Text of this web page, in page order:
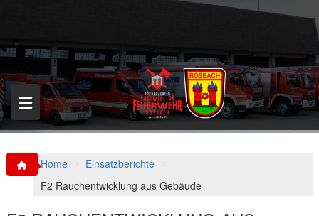
p
o
c
o
n
t
Home
Einsatzberichte
F2 Rauchentwicklung aus Gebäude